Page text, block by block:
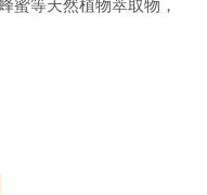
蜜等天然植物萃取物，